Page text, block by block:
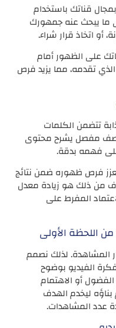
بمجال قناتك باستخدام
ما يبحث عنه جمهورك
أو اتخاذ قرار شراء.
على الظهور أمام
تقدمه، مما يزيد فرص
تتضمن الكلمات
وصف مفصل يشرح محتوى
فهمه بدقة.
فرص ظهوره ضمن نتائج
من ذلك هو زيادة معدل
المفرط على
اللحظة الأولى
المشاهدة. لذلك نصمم
الفيديو بوضوح
أو الاهتمام
ليخدم الهدف
عدد المشاهدات.